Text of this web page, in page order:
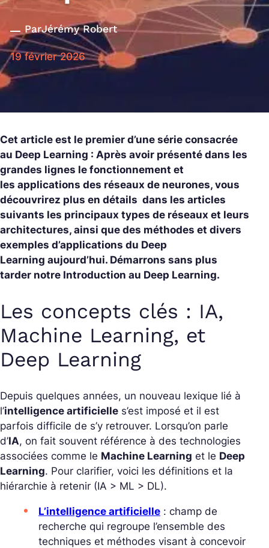
ParJérémy Robert
19 février 2026
Cet article est le premier d’une série consacrée
au Deep Learning : Après avoir présenté dans les
grandes lignes le fonctionnement et
les applications des réseaux de neurones, vous
découvrirez plus en détails dans les articles
suivants les principaux types de réseaux et leurs
architectures, ainsi que des méthodes et divers
exemples d’applications du Deep
Learning aujourd’hui. Démarrons sans plus
tarder notre Introduction au Deep Learning.
Les concepts clés : IA,
Machine Learning, et
Deep Learning
Depuis quelques années, un nouveau lexique lié à
l’intelligence artificielle s’est imposé et il est
parfois difficile de s’y retrouver. Lorsqu’on parle
d’IA, on fait souvent référence à des technologies
associées comme le Machine Learning et le Deep
Learning. Pour clarifier, voici les définitions et la
hiérarchie à retenir (IA > ML > DL).
L’intelligence artificielle : champ de
recherche qui regroupe l’ensemble des
techniques et méthodes visant à concevoir